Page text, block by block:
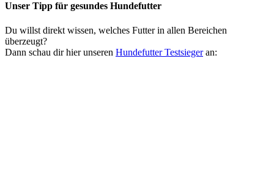
Unser Tipp für gesundes Hundefutter
Du willst direkt wissen, welches Futter in allen Bereichen
überzeugt?
Dann schau dir hier unseren Hundefutter Testsiegeran: